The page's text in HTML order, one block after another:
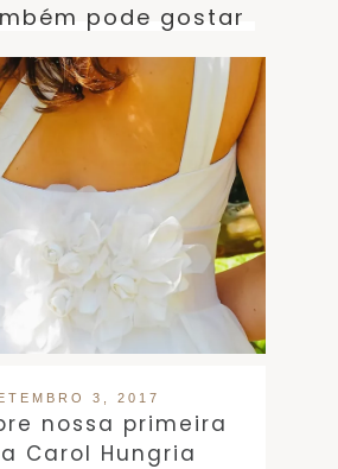
pode gostar
3, 2017
nossa primeira
Carol Hungria